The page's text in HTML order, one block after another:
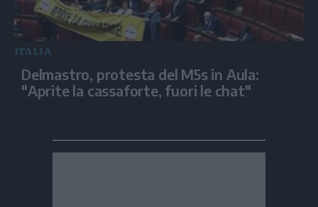
ITALIA
Delmastro, protesta del M5s in Aula:
"Aprite la cassaforte, fuori le chat"